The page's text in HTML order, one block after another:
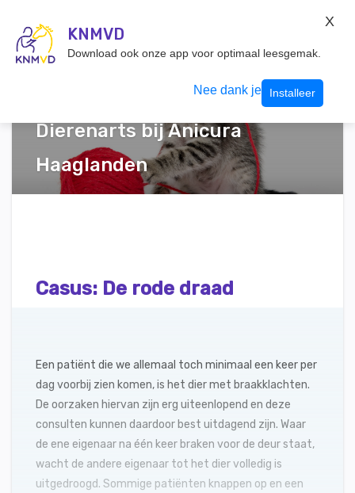
Inloggen
Tekst: Mandy van de Vooren,
Dierenarts bij Anicura
Haaglanden
Casus: De rode draad
Een patiënt die we allemaal toch minimaal een keer per
dag voorbij zien komen, is het dier met braakklachten.
De oorzaken hiervan zijn erg uiteenlopend en deze
consulten kunnen daardoor best uitdagend zijn. Waar
de ene eigenaar na één keer braken voor de deur staat,
wacht de andere eigenaar tot het dier volledig is
uitgedroogd. Sommige patiënten knappen op en een
KNMVD
Download ook onze app voor optimaal leesgemak.
Nee dank je Installeer
X